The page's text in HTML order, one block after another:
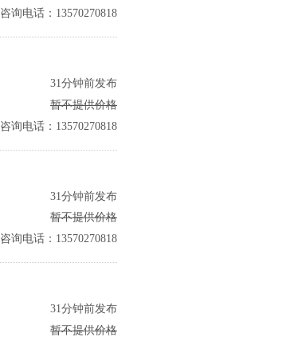
咨询电话：13570270818
31分钟前发布
暂不提供价格
咨询电话：13570270818
31分钟前发布
暂不提供价格
咨询电话：13570270818
31分钟前发布
暂不提供价格